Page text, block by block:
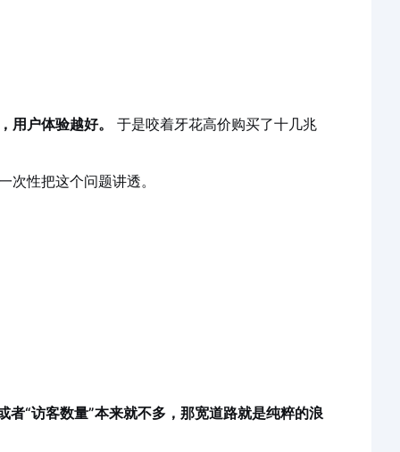
用户体验越好。 于是咬着牙花高价购买了十几兆
性把这个问题讲透。
“访客数量”本来就不多，那宽道路就是纯粹的浪